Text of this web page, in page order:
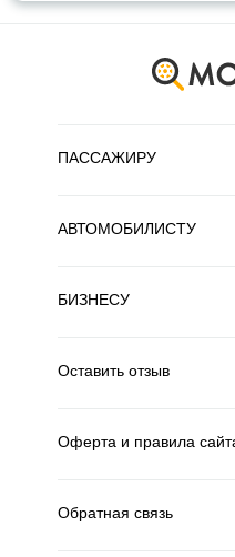
ПАССАЖИРУ
АВТОМОБИЛИСТУ
БИЗНЕСУ
Оставить отзыв
Оферта и правила
Обратная связь